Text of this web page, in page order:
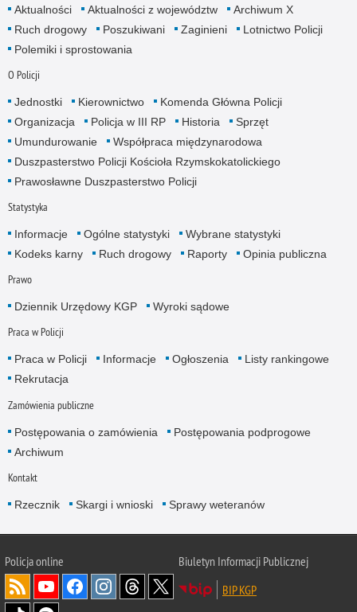
Aktualności Aktualności z województw
Archiwum X
Ruch drogowy
Poszukiwani Zaginieni
Lotnictwo Policji
Polemiki i sprostowania
O Policji
Jednostki Kierownictwo
Komenda Główna Policji
Organizacja
Policja w III RP Historia
Sprzęt
Umundurowanie
Współpraca międzynarodowa
Duszpasterstwo Policji Kościoła Rzymskokatolickiego
Prawosławne Duszpasterstwo Policji
Statystyka
Informacje Ogólne statystyki
Wybrane statystyki
Kodeks karny
Ruch drogowy Raporty Opinia publiczna
Prawo
Dziennik Urzędowy KGP Wyroki sądowe
Praca w Policji
Praca w Policji Informacje Ogłoszenia
Listy rankingowe
Rekrutacja
Zamówienia publiczne
Postępowania o zamówienia
Postępowania podprogowe
Archiwum
Kontakt
Rzecznik Skargi i wnioski Sprawy weteranów
Policjaonline
Biuletyn Informacji Publicznej
BIP KGP